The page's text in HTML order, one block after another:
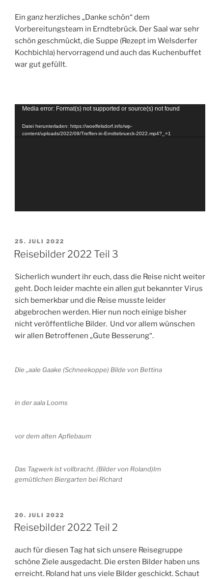
Ein ganz herzliches „Danke schön“ dem
Vorbereitungsteam in Erndtebrück. Der Saal war sehr
schön geschmückt, die Suppe (Rezept im Welsderfer
Kochbichla) hervorragend und auch das Kuchenbuffet
war gut gefüllt.
Video-
Media error: Format(s) not supported or source(s) not found
Datei herunterladen: https://woelfelsdorf.info/wp-
content/uploads/2022/09/Treffen-in-Erndtebrueck-2022.mp4?_=1
VERÖFFENTLICHT
AM
25. JULI 2022
Reisebilder 2022 Teil 3
Sicherlich wundert ihr euch, dass die Reise nicht weiter
geht. Doch leider machte ein allen gut bekannter Virus
sich bemerkbar und die Reise musste leider
abgebrochen werden. Hier nun noch einige bisher
nicht veröffentliche Bilder. Und vor allem wünschen
wir allen Betroffenen „Gute Besserung“.
Die „aale Gaake (Schneekoppe) Bilde von Bettina
in der aala Looms
vor dem alten Apflebaum
Das Tagwerk ist vollbracht. (Bilder von Roland)Im
gemütlichen Biergarten bei Richard
VERÖFFENTLICHT
AM
20. JULI 2022
Reisebilder 2022 Teil 2
auch für diesen Tag hat sich unsere Reisegruppe
schöne Ziele ausgedacht. Die ersten Bilder haben uns
erreicht. Roland hat uns viele Bilder geschickt. Schaut